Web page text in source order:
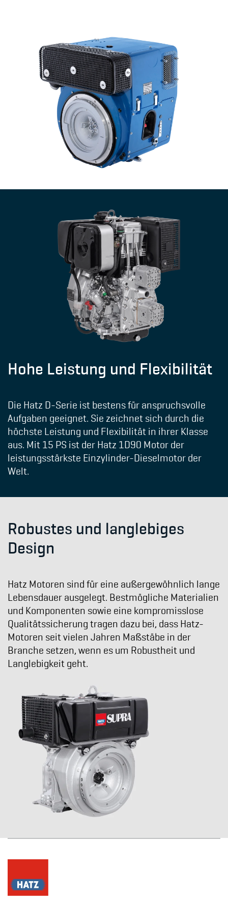
Hohe Leistung und Flexibilität
Die Hatz D-Serie ist bestens für anspruchsvolle
Aufgaben geeignet. Sie zeichnet sich durch die
höchste Leistung und Flexibilität in ihrer Klasse
aus. Mit 15 PS ist der Hatz 1D90 Motor der
leistungsstärkste Einzylinder-Dieselmotor der
Welt.
Robustes und langlebiges
Design
Hatz Motoren sind für eine außergewöhnlich lange
Lebensdauer ausgelegt. Bestmögliche Materialien
und Komponenten sowie eine kompromisslose
Qualitätssicherung tragen dazu bei, dass Hatz-
Motoren seit vielen Jahren Maßstäbe in der
Branche setzen, wenn es um Robustheit und
Langlebigkeit geht.